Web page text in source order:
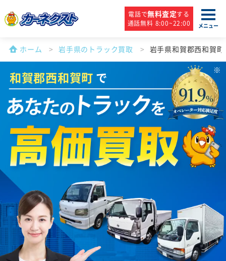
電話で無料査定する
通話無料 8:00~22:00
メニュー
ホーム 岩手県のトラック買取 岩手県和賀郡西和賀
和賀郡西和賀町 で